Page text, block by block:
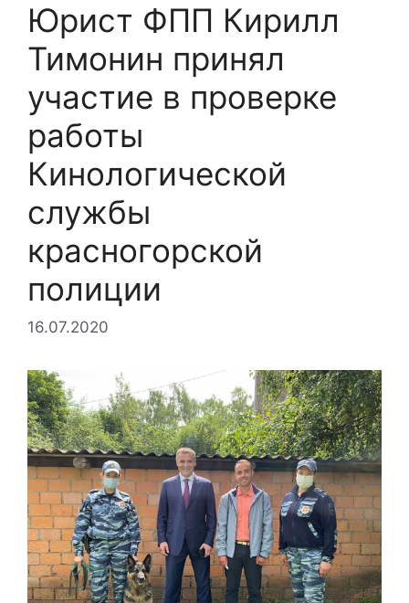
Юрист ФПП Кирилл
Тимонин принял
участие в проверке
работы
Кинологической
службы
красногорской
полиции
16.07.2020